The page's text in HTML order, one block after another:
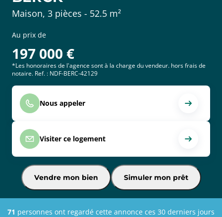
Maison, 3 pièces - 52.5 m²
Au prix de
197 000 €
*Les honoraires de l'agence sont à la charge du vendeur. hors frais de
notaire. Ref. : NDF-BERC-42129
Nous appeler
Visiter ce logement
Simuler mon prêt
Vendre mon bien
71 personnes ont regardé cette annonce ces 30 derniers jours